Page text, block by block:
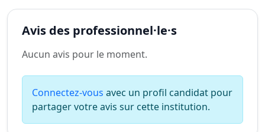
Avis des professionnel·le·s
Aucun avis pour le moment.
Connectez-vous avec un profil candidat pour
partager votre avis sur cette institution.